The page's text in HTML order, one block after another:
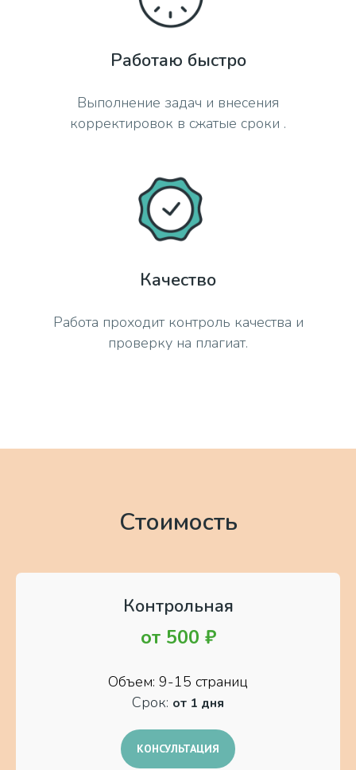
Работаю быстро
Выполнение задач и внесения
корректировок в сжатые сроки .
Качество
Работа проходит контроль качества и
проверку на плагиат.
Стоимость
Контрольная
от 500 ₽
Объем: 9-15 страниц
Срок: от 1 дня
КОНСУЛЬТАЦИЯ